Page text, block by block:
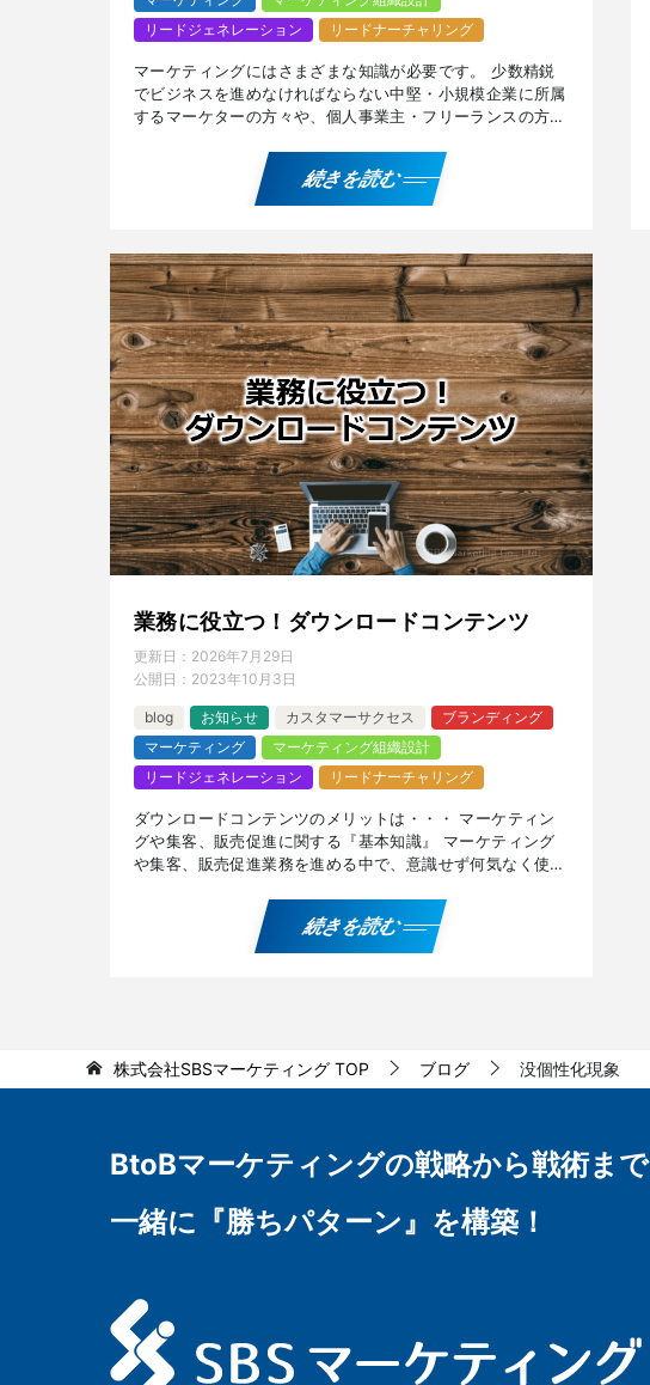
リードジェネレーション
リードナーチャリング
マーケティングにはさまざまな知識が必要です。 少数精鋭
でビジネスを進めなければならない中堅・小規模企業に所属
するマーケターの方々や、個人事業主・フリーランスの方々
続きを読む
業務に役立つ！ダウンロードコンテンツ
更新日： 2026年7月29日
公開日： 2023年10月3日
blog お知らせ カスタマーサクセス
ブランディング
マーケティング
マーケティング組織設計
リードジェネレーション
リードナーチャリング
ダウンロードコンテンツのメリットは・・・ マーケティン
グや集客、販売促進に関する『基本知識』 マーケティング
や集客、販売促進業務を進める中で、意識せず何気なく使う
続きを読む
株式会社SBSマーケティング TOP ブログ 没個性化現象
BtoBマーケティングの戦略から戦術まで
一緒に『勝ちパターン』を構築！